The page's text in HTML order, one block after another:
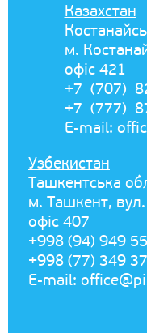
Казахстан
м.
офіс 421
+7 (707)
+7 (777)
E-mail:
Узбекистан
Ташкентська
м. Ташкент,
офіс 407
+998 (94) 949
+998 (77) 349
E-mail: